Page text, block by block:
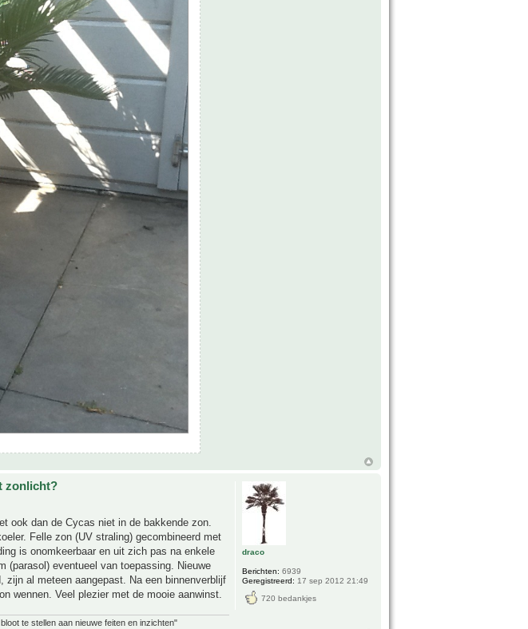
zonlicht?
ook dan de Cycas niet in de bakkende zon.
Felle zon (UV straling) gecombineerd met
is onomkeerbaar en uit zich pas na enkele
(parasol) eventueel van toepassing. Nieuwe
zijn al meteen aangepast. Na een binnenverblijf
wennen. Veel plezier met de mooie aanwinst.
te stellen aan nieuwe feiten en inzichten"
draco
Berichten: 6939
Geregistreerd: 17 sep 2012 21:49
720 bedankjes